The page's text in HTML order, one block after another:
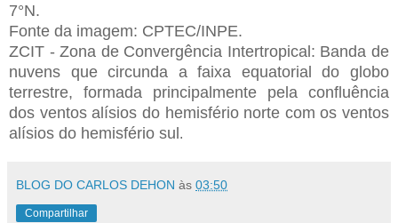
7°N.
Fonte da imagem: CPTEC/INPE.
ZCIT - Zona de Convergência Intertropical: Banda de
nuvens que circunda a faixa equatorial do globo
terrestre, formada principalmente pela confluência
dos ventos alísios do hemisfério norte com os ventos
alísios do hemisfério sul.
BLOG DO CARLOS DEHON às 03:50
Compartilhar